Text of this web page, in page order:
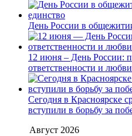
День России в
12 июня – День России:
ответственности и
Сегодня в Красноярске
вступили в борьбу за
Август 2026